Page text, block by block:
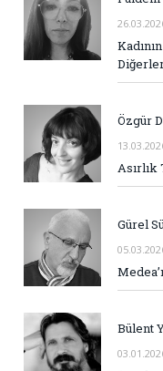
Özgür
Asırlık
Gürel
Bülent